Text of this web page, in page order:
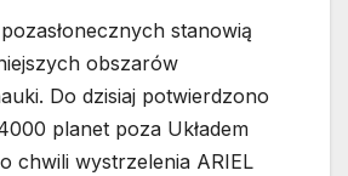
stanowią
obszarów
Do dzisiaj potwierdzono
planet poza Układem
chwili wystrzelenia ARIEL